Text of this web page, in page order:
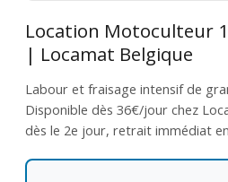
Location Motoculteur
| Locamat Belgique
Labour et fraisage intensif de
Disponible dès 36€/jour chez
dès le 2e jour, retrait immédiat